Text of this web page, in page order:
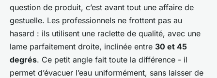
question de produit, c’est avant tout une affaire de
gestuelle. Les professionnels ne frottent pas au
hasard : ils utilisent une raclette de qualité, avec une
lame parfaitement droite, inclinée entre 30 et 45
degrés. Ce petit angle fait toute la différence - il
permet d’évacuer l’eau uniformément, sans laisser de